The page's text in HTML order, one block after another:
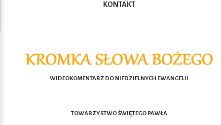
KONTAKT
WIDEOKOMENTARZ DO NIEDZIELNYCH EWANGELII
TOWARZYSTWO ŚWIĘTEGO PAWŁA